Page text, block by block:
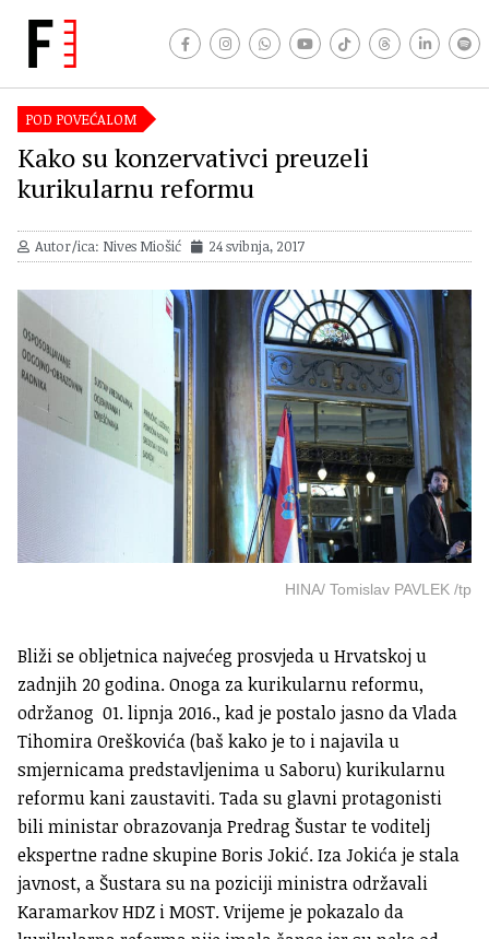
POD POVEĆALOM
Kako su konzervativci preuzeli
kurikularnu reformu
Autor/ica: Nives Miošić 24 svibnja, 2017
HINA/ Tomislav PAVLEK /tp
Bliži se obljetnica najvećeg prosvjeda u Hrvatskoj u
zadnjih 20 godina. Onoga za kurikularnu reformu,
održanog 01. lipnja 2016., kad je postalo jasno da Vlada
Tihomira Oreškovića (baš kako je to i najavila u
smjernicama predstavljenima u Saboru) kurikularnu
reformu kani zaustaviti. Tada su glavni protagonisti
bili ministar obrazovanja Predrag Šustar te voditelj
ekspertne radne skupine Boris Jokić. Iza Jokića je stala
javnost, a Šustara su na poziciji ministra održavali
Karamarkov HDZ i MOST. Vrijeme je pokazalo da